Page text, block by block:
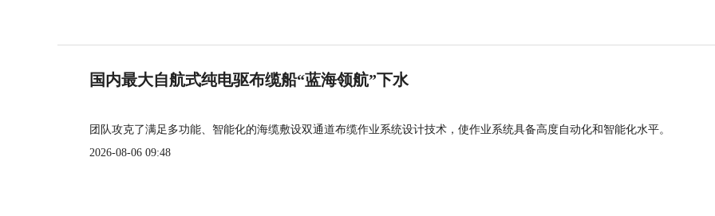
国内最大自航式纯电驱布缆船“蓝海领航”下水
团队攻克了满足多功能、智能化的海缆敷设双通道布缆作业系统设计技术，使作业系统具备高度自动化和智能化水平。
2026-08-06 09:48